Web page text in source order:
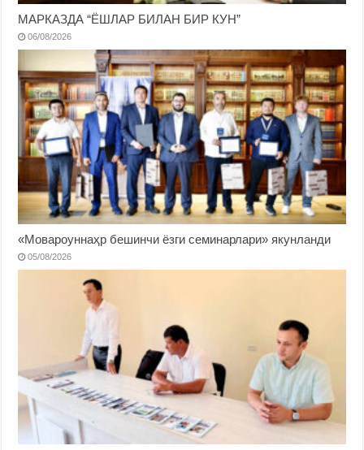
МАРКАЗДА “ЁШЛАР БИЛАН БИР КУН”
06/08/2026
«Мовароуннаҳр бешинчи ёзги семинарлари» якунланди
05/08/2026